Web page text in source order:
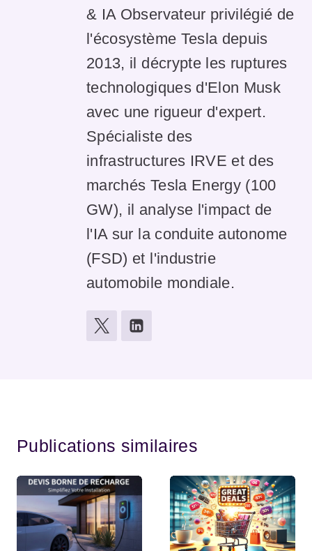
& IA Observateur privilégié de
l'écosystème Tesla depuis
2013, il décrypte les ruptures
technologiques d'Elon Musk
avec une rigueur d'expert.
Spécialiste des
infrastructures IRVE et des
marchés Tesla Energy (100
GW), il analyse l'impact de
l'IA sur la conduite autonome
(FSD) et l'industrie
automobile mondiale.
Publications similaires